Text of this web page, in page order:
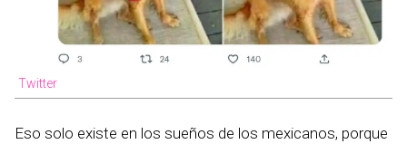
Twitter
Eso solo existe en los sueños de los mexicanos, porque